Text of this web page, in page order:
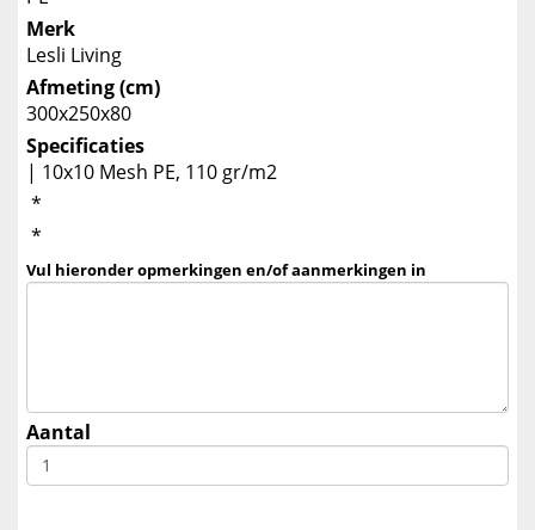
Merk
Lesli Living
Afmeting (cm)
300x250x80
Specificaties
| 10x10 Mesh PE, 110 gr/m2
*
*
Vul hieronder opmerkingen en/of aanmerkingen in
Aantal